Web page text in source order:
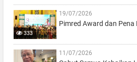
333
19/07/2026
Pimred Award dan Pena
11/07/2026